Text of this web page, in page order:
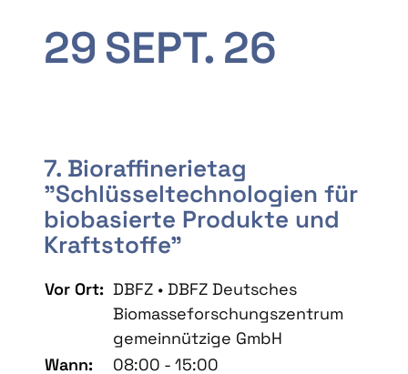
29SEPT. 26
7. Bioraffinerietag
"Schlüsseltechnologien für
biobasierte Produkte und
Kraftstoffe"
Vor Ort: DBFZ • DBFZ Deutsches
Biomasseforschungszentrum
gemeinnützige GmbH
Wann:
08:00 - 15:00